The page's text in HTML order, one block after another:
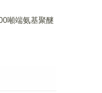
噸端氨基聚醚